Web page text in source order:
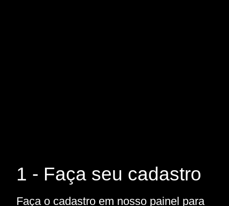
1 - Faça seu cadastro
Faça o cadastro em nosso painel para